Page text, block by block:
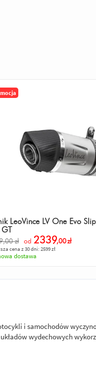
LeoVince LV One Evo
zł od 2339,00zł
cena z 30 dni: 2599 zł
dostawa
i samochodów
wydechowych